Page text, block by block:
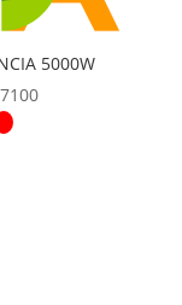
5000W